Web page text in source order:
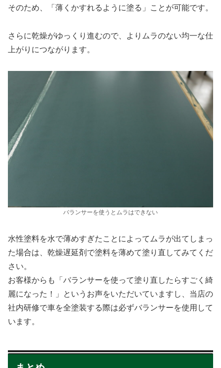
そのため、「薄くかすれるように塗る」ことが可能です。
さらに乾燥がゆっくり進むので、よりムラのない均一な仕
上がりにつながります。
バランサーを使うとムラはできない
水性塗料を水で薄めすぎたことによってムラが出てしまっ
た場合は、乾燥遅延剤で塗料を薄めて塗り直してみてくだ
さい。
お客様からも「バランサーを使って塗り直したらすごく綺
麗になった！」というお声をいただいていますし、当店の
社内研修で車を全塗装する際は必ずバランサーを使用して
います。